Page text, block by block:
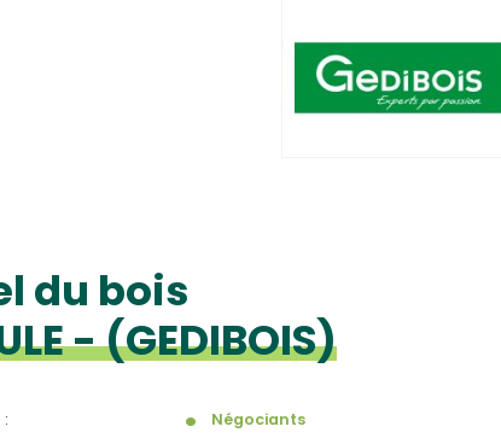
du bois
- (GEDIBOIS)
Négociants